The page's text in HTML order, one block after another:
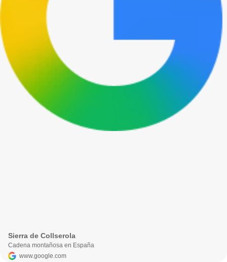
Sierra de Collserola
Cadena montañosa en España
www.google.com